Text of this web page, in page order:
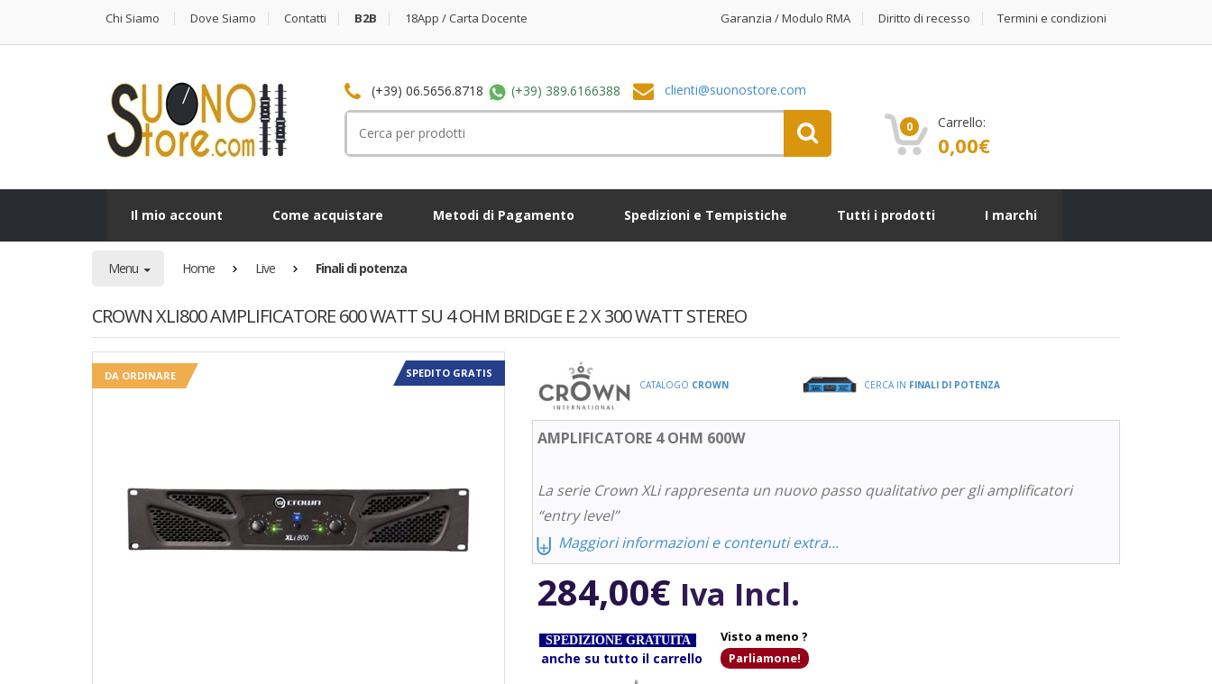
Chi Siamo Dove Siamo Contatti B2B 18App / Carta Docente Garanzia / Modulo RMA Diritto di recesso Termini e condizioni
(+39) 06.5656.8718 (+39) 389.6166388
clienti@suonostore.com
per:
0 Carrello:
0,00€
Il mio account Come acquistare Metodi di Pagamento Spedizioni e Tempistiche Tutti i prodotti I marchi
Menu Home Live Finali di potenza
CROWN XLI800 AMPLIFICATORE 600 WATT SU 4 OHM BRIDGE E 2 X 300 WATT STEREO
DA ORDINARE SPEDITO GRATIS
CATALOGO CROWN CERCA IN FINALI DI POTENZA
AMPLIFICATORE 4 OHM 600W
La serie Crown XLi rappresenta un nuovo passo qualitativo per gli amplificatori
“entry level”
⨄ Maggiori informazioni e contenuti extra...
284,00€ Iva Incl.
SPEDIZIONE GRATUITA
anche su tutto il carrello
Visto a meno ?
Parliamone!